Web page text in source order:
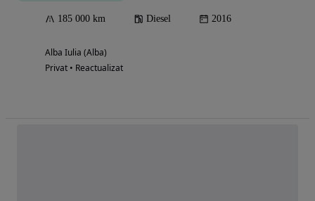
185 000 km Diesel 2016
Alba Iulia (Alba)
Privat • Reactualizat